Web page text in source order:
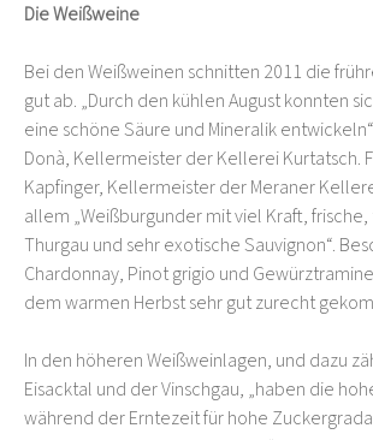
Die Weißweine
Bei den Weißweinen schnitten 2011 die
gut ab. „Durch den kühlen August konnten
eine schöne Säure und Mineralik
Donà, Kellermeister der Kellerei Kurtatsch.
Kapfinger, Kellermeister der Meraner
allem „Weißburgunder mit viel Kraft,
Thurgau und sehr exotische Sauvignon“.
Chardonnay, Pinot grigio und
dem warmen Herbst sehr gut zurecht
In den höheren Weißweinlagen, und dazu
Eisacktal und der Vinschgau, „haben die
während der Erntezeit für hohe